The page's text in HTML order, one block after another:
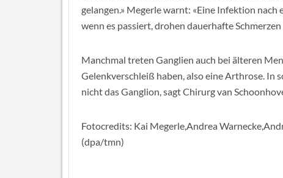
gelangen.» Megerle warnt: «Eine Infektion
wenn es passiert, drohen dauerhafte
Manchmal treten Ganglien auch bei älteren
Gelenkverschleiß haben, also eine Arthrose. In
nicht das Ganglion, sagt Chirurg van
Fotocredits: Kai Megerle,Andrea
(dpa/tmn)